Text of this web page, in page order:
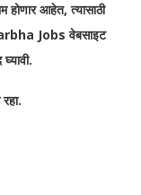
होणार आहेत, त्यासाठी
Jobs वेबसाइट